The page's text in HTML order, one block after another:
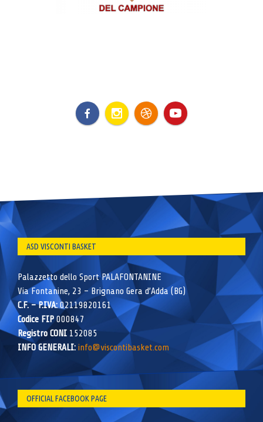
ASD VISCONTI BASKET
Palazzetto dello Sport PALAFONTANINE
Via Fontanine, 23 – Brignano Gera d’Adda (BG)
C.F. – P.IVA:02119820161
Codice FIP000847
Registro CONI 152085
INFO GENERALI: info@viscontibasket.com
OFFICIAL FACEBOOK PAGE